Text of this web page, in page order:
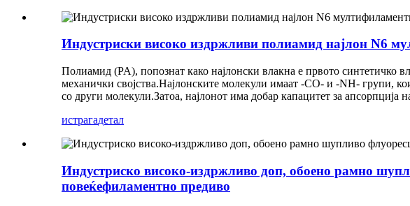
Индустриски високо издржливи полиамид најлон N6
Полиамид (PA), попознат како најлонски влакна е првото синтетичко
механички својства.Најлонските молекули имаат -CO- и -NH- групи,
со други молекули.Затоа, најлонот има добар капацитет за
истрагадетал
Индустриско високо-издржливо доп, обоено рамно
повеќефиламентно предиво